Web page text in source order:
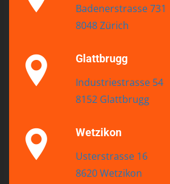
Badenerstrasse 731
8048 Zürich
Glattbrugg
Industriestrasse 54
8152 Glattbrugg
Wetzikon
Usterstrasse 16
8620 Wetzikon